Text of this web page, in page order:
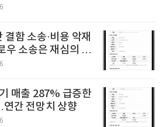
결함 소송·비용 악재
우 소송은 재심의 청
매출 287% 급증한
간 전망치 상향